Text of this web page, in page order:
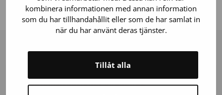
kombinera informationen med annan information
som du har tillhandahållit eller som de har samlat in
när du har använt deras tjänster.
Tillåt alla
Om provprestationen inte längre är giltig måste
provet göras om.
Problemsituationer angående